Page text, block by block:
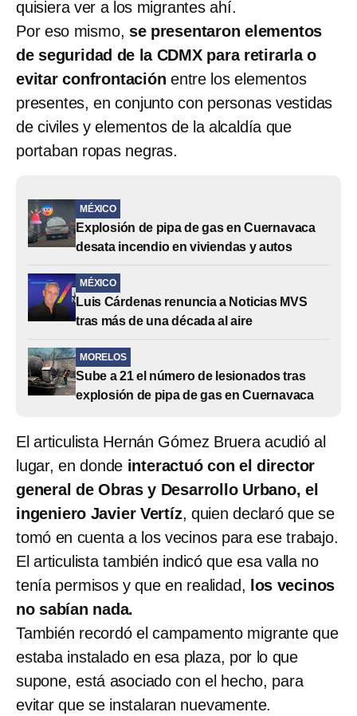
quisiera ver a los migrantes ahí.
Por eso mismo, se presentaron elementos
de seguridad de la CDMX para retirarla o
evitar confrontación entre los elementos
presentes, en conjunto con personas vestidas
de civiles y elementos de la alcaldía que
portaban ropas negras.
MÉXICO
Explosión de pipa de gas en Cuernavaca
desata incendio en viviendas y autos
MÉXICO
Luis Cárdenas renuncia a Noticias MVS
tras más de una década al aire
MORELOS
Sube a 21 el número de lesionados tras
explosión de pipa de gas en Cuernavaca
El articulista Hernán Gómez Bruera acudió al
lugar, en donde interactuó con el director
general de Obras y Desarrollo Urbano, el
ingeniero Javier Vertíz, quien declaró que se
tomó en cuenta a los vecinos para ese trabajo.
El articulista también indicó que esa valla no
tenía permisos y que en realidad, los vecinos
no sabían nada.
También recordó el campamento migrante que
estaba instalado en esa plaza, por lo que
supone, está asociado con el hecho, para
evitar que se instalaran nuevamente.